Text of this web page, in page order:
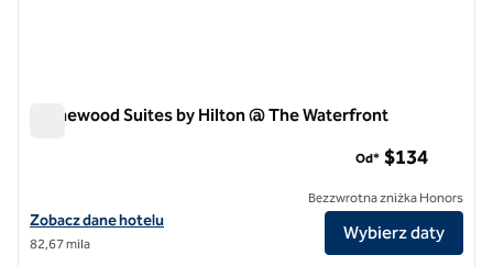
Homewood Suites by Hilton @ The Waterfront
Zobacz szczegóły hotelu Homewood Suites by Hilton @ The
Zobacz dane hotelu
82,67 mila
Od* $134
Bezzwrotna zniżka Honors
Wybierz daty